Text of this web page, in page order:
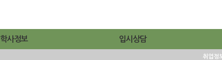
학사정보 입시상담
취업정